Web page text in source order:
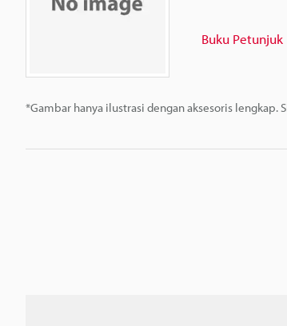
*Gambar hanya ilustrasi dengan aksesoris
Buku Petunjuk